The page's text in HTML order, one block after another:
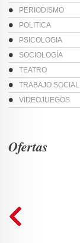
PERIODISMO
POLITICA
PSICOLOGIA
SOCIOLOGÍA
TEATRO
TRABAJO SOCIAL
VIDEOJUEGOS
Ofertas